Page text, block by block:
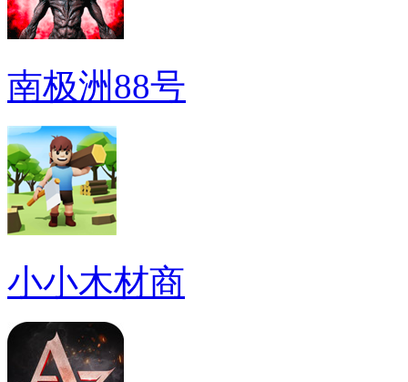
南极洲88号
小小木材商